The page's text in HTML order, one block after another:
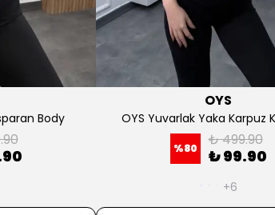
Crop Body
İndtx
Yeni Sezon Premium
Transparan Tam Bel Boy
%78 ₺ 459.90
+6